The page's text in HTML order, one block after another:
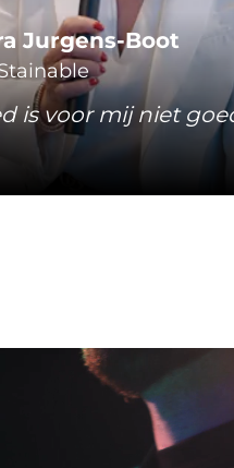
Jurgens-Boot
is voor mij niet